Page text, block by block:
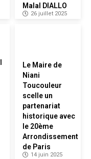
Malal DIALLO
26 juillet 2025
Le Maire de
Niani
Toucouleur
scelle un
partenariat
historique avec
le 20ème
Arrondissement
de Paris
14 juin 2025